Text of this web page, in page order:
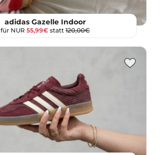
adidas Gazelle Indoor
für NUR 55,99€ statt 120,00€